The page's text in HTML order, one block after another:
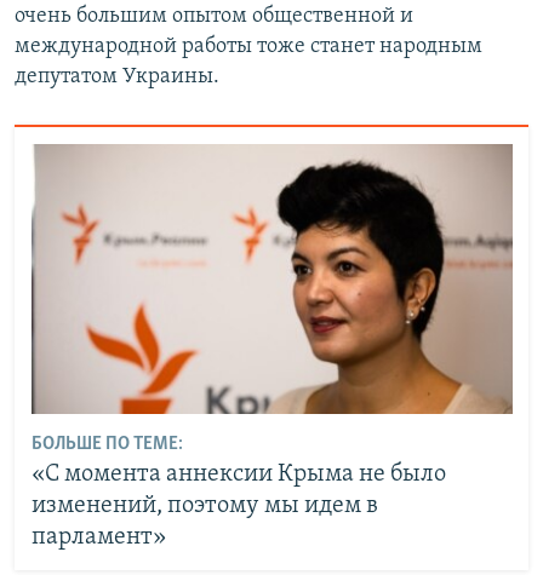
очень большим опытом общественной и
международной работы тоже станет народным
депутатом Украины.
БОЛЬШЕ ПО ТЕМЕ:
«С момента аннексии Крыма не было
изменений, поэтому мы идем в
парламент»